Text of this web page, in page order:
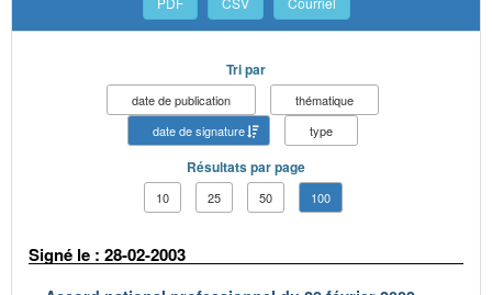
Tri par
date de publication
thématique
date de signature
type
Résultats par page
10 25 50 100
Signé le : 28-02-2003